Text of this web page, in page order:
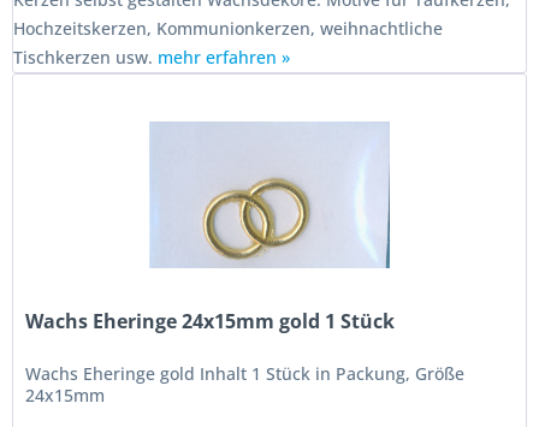
Hochzeitskerzen, Kommunionkerzen, weihnachtliche
Tischkerzen usw. mehr erfahren »
Wachs Eheringe 24x15mm gold 1 Stück
Wachs Eheringe gold Inhalt 1 Stück in Packung, Größe
24x15mm